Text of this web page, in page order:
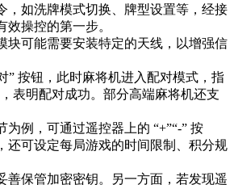
，如洗牌模式切换、牌型设置等，经接
操控的第一步。​
块可能需要安装特定的天线，以增强信
” 按钮，此时麻将机进入配对模式，指
表明配对成功。部分高端麻将机还支
例，可通过遥控器上的 “+”“-” 按
还可设定每局游戏的时间限制、积分规
善保管加密密钥。另一方面，若发现遥